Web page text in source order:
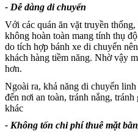
- Dễ dàng di chuyển
Với các quán ăn vặt truyền
không hoàn toàn mang tính thụ
do tích hợp bánh xe di chuyển
khách hàng tiềm năng. Nhờ vậy
hơn.
Ngoài ra, khả năng di chuyển
đến nơi an toàn, tránh nắng,
khác
- Không tốn chi phí thuê mặt